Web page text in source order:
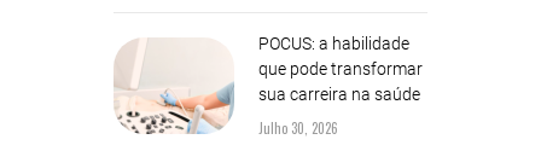
POCUS: a habilidade
que pode transformar
sua carreira na saúde
Julho 30, 2026